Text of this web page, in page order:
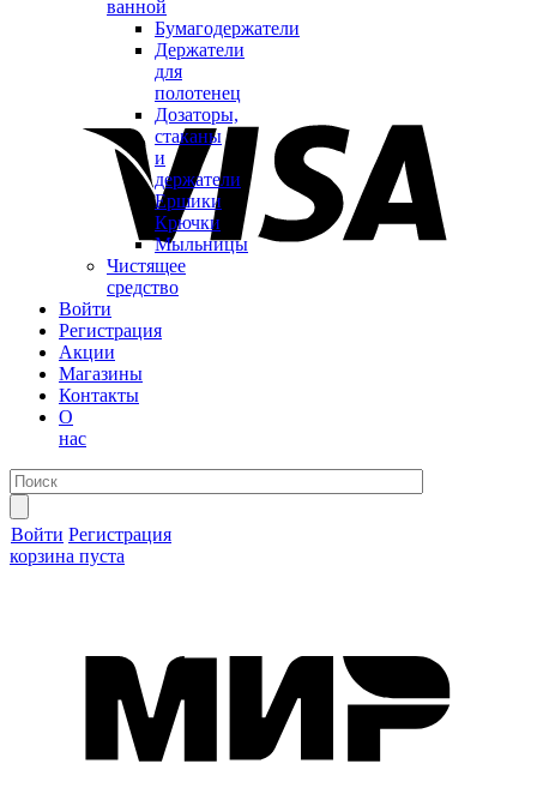
ванной
Бумагодержатели
Держатели
для
полотенец
Дозаторы,
стаканы
и
держатели
Ершики
Крючки
Мыльницы
Чистящее
средство
Войти
Регистрация
Акции
Магазины
Контакты
О
нас
Войти Регистрация
корзина пуста